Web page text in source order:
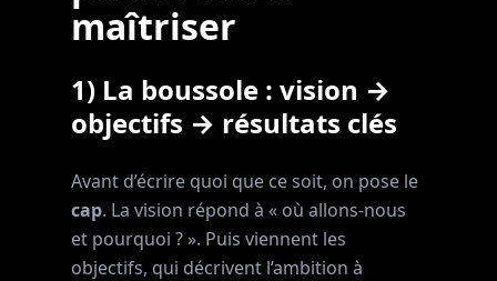
maîtriser
1) La boussole : vision →
objectifs → résultats clés
Avant d’écrire quoi que ce soit, on pose le
cap. La vision répond à « où allons‑nous
et pourquoi ? ». Puis viennent les
objectifs, qui décrivent l’ambition à